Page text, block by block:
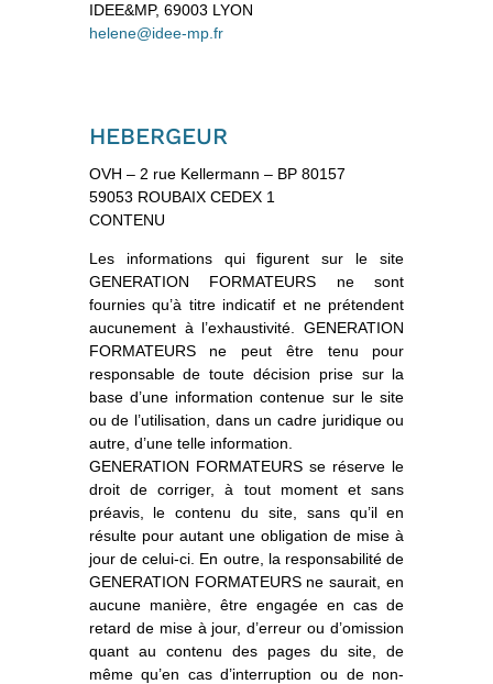
IDEE&MP, 69003 LYON
helene@idee-mp.fr
HEBERGEUR
OVH – 2 rue Kellermann – BP 80157
59053 ROUBAIX CEDEX 1
CONTENU
Les informations qui figurent sur le site
GENERATION FORMATEURS ne sont
fournies qu’à titre indicatif et ne prétendent
aucunement à l’exhaustivité. GENERATION
FORMATEURS ne peut être tenu pour
responsable de toute décision prise sur la
base d’une information contenue sur le site
ou de l’utilisation, dans un cadre juridique ou
autre, d’une telle information.
GENERATION FORMATEURS se réserve le
droit de corriger, à tout moment et sans
préavis, le contenu du site, sans qu’il en
résulte pour autant une obligation de mise à
jour de celui-ci. En outre, la responsabilité de
GENERATION FORMATEURS ne saurait, en
aucune manière, être engagée en cas de
retard de mise à jour, d’erreur ou d’omission
quant au contenu des pages du site, de
même qu’en cas d’interruption ou de non-